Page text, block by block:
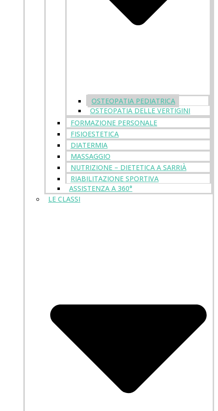
OSTEOPATIA PEDIATRICA
OSTEOPATIA DELLE VERTIGINI
FORMAZIONE PERSONALE
FISIOESTETICA
DIATERMIA
MASSAGGIO
NUTRIZIONE – DIETETICA A SARRIÀ
RIABILITAZIONE SPORTIVA
ASSISTENZA A 360°
LE CLASSI